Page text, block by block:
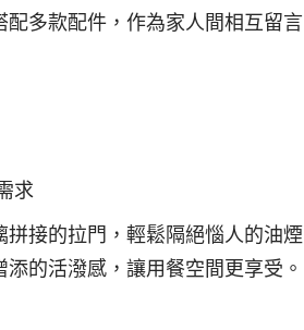
多款配件，作為家人間相互留言
求
接的拉門，輕鬆隔絕惱人的油煙
的活潑感，讓用餐空間更享受。